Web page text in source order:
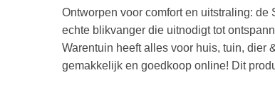
Ontworpen voor comfort en uitstraling:
echte blikvanger die uitnodigt tot
Warentuin heeft alles voor huis, tuin, dier
gemakkelijk en goedkoop online! Dit